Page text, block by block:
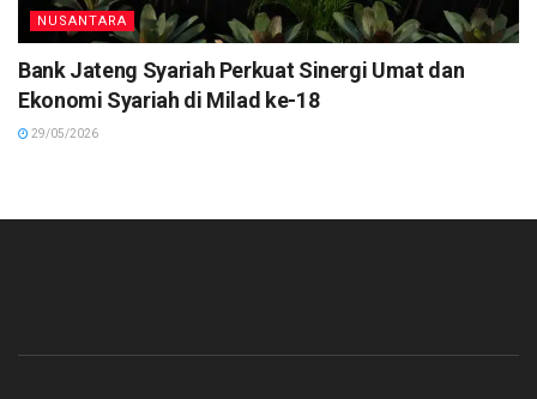
NUSANTARA
Bank Jateng Syariah Perkuat Sinergi Umat dan
Ekonomi Syariah di Milad ke-18
29/05/2026